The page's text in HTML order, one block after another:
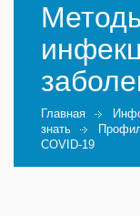
Главная
знать
COVID-19